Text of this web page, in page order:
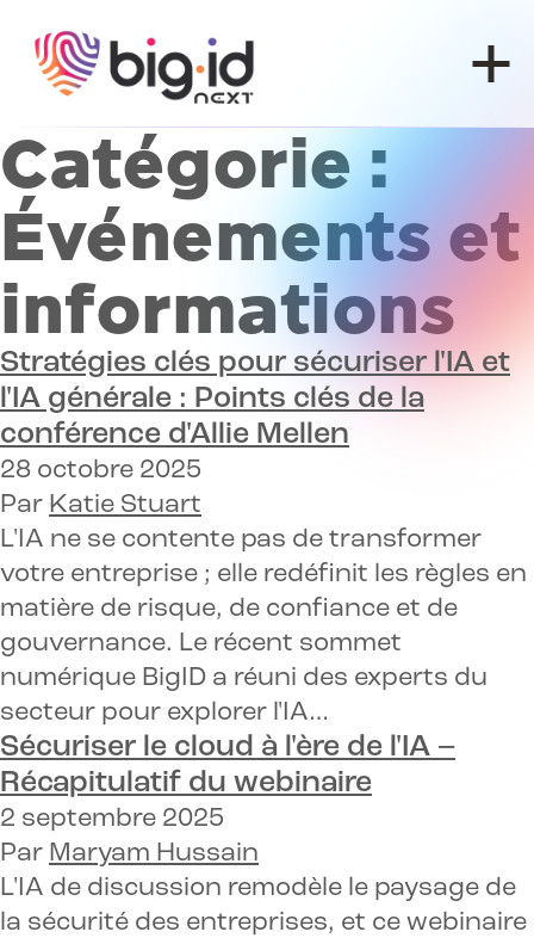
Catégorie :
Événements et
informations
Stratégies clés pour sécuriser l'IA et
l'IA générale : Points clés de la
conférence d'Allie Mellen
28 octobre 2025
Par Katie Stuart
L'IA ne se contente pas de transformer
votre entreprise ; elle redéfinit les règles en
matière de risque, de confiance et de
gouvernance. Le récent sommet
numérique BigID a réuni des experts du
secteur pour explorer l'IA…
Sécuriser le cloud à l'ère de l'IA –
Récapitulatif du webinaire
2 septembre 2025
Par Maryam Hussain
L'IA de discussion remodèle le paysage de
la sécurité des entreprises, et ce webinaire